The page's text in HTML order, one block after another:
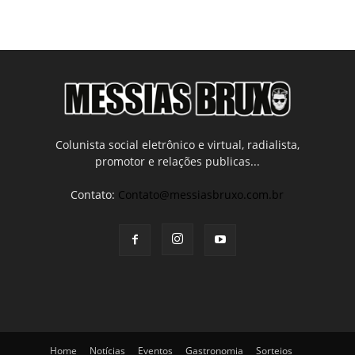
Colunista social eletrônico e virtual, radialista,
promotor e relações publicas...
Contato: Contato@messiasbruxo.com.br
Home Notícias Eventos Gastronomia Sorteios